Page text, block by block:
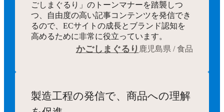
ごしまぐるり」のトーンマナーを踏襲しつ
つ、自由度の高い記事コンテンツを発信でき
るので、ECサイトの成長とブランド認知を
高めるために非常に役立っています。
かごしまぐるり 鹿児島県 / 食品
製造工程の発信で、商品への理解